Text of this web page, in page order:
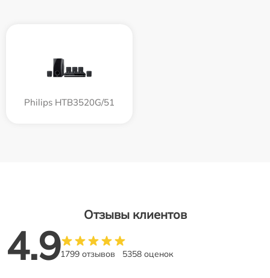
Philips HTB3520G/51
Отзывы клиентов
4.91799 отзывов 5358 оценок